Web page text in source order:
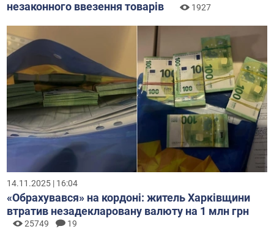
незаконного ввезення товарів
1927
14.11.2025 | 16:04
«Обрахувався» на кордоні: житель Харківщини
втратив незадекларовану валюту на 1 млн грн
25749 19